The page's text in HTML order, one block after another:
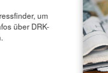
um
über DRK-